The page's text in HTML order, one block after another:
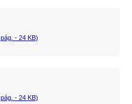
pág. - 24 KB)
pág. - 24 KB)